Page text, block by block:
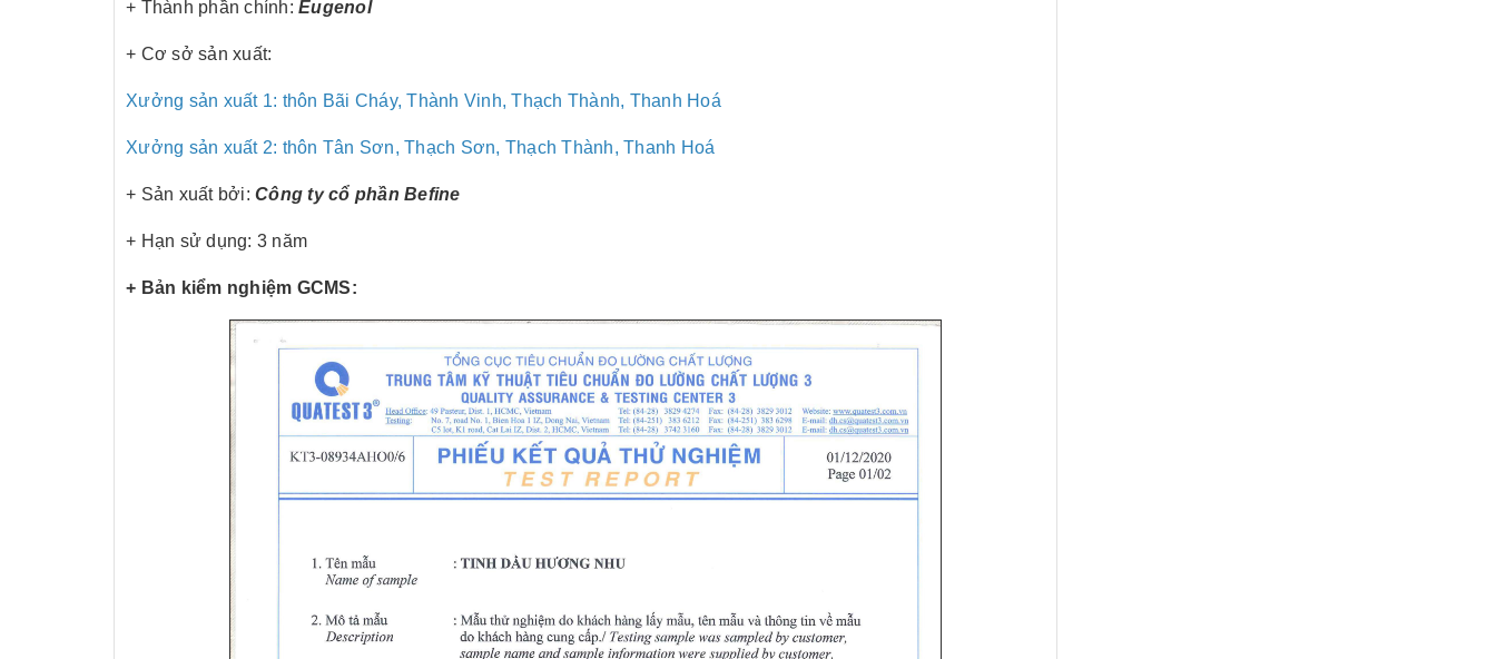
+ Thành phần chính: Eugenol
+ Cơ sở sản xuất:
Xưởng sản xuất 1: thôn Bãi Cháy, Thành Vinh, Thạch Thành, Thanh Hoá
Xưởng sản xuất 2: thôn Tân Sơn, Thạch Sơn, Thạch Thành, Thanh Hoá
+ Sản xuất bởi: Công ty cổ phần Befine
+ Hạn sử dụng: 3 năm
+ Bản kiểm nghiệm GCMS: